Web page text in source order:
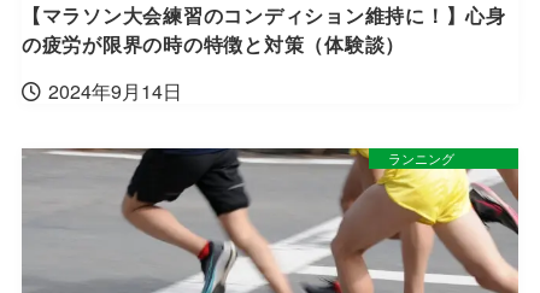
【マラソン大会練習のコンディション維持に！】心身
の疲労が限界の時の特徴と対策（体験談）
2024年9月14日
ランニング